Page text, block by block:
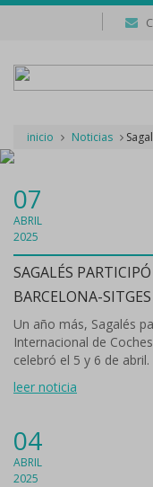
inicio Noticias
07
ABRIL
2025
SAGALÉS
BARCELONA-SITGES
Un año más, Sagalés
Internacional de
celebró el 5 y 6 de abril.
leer noticia
04
ABRIL
2025